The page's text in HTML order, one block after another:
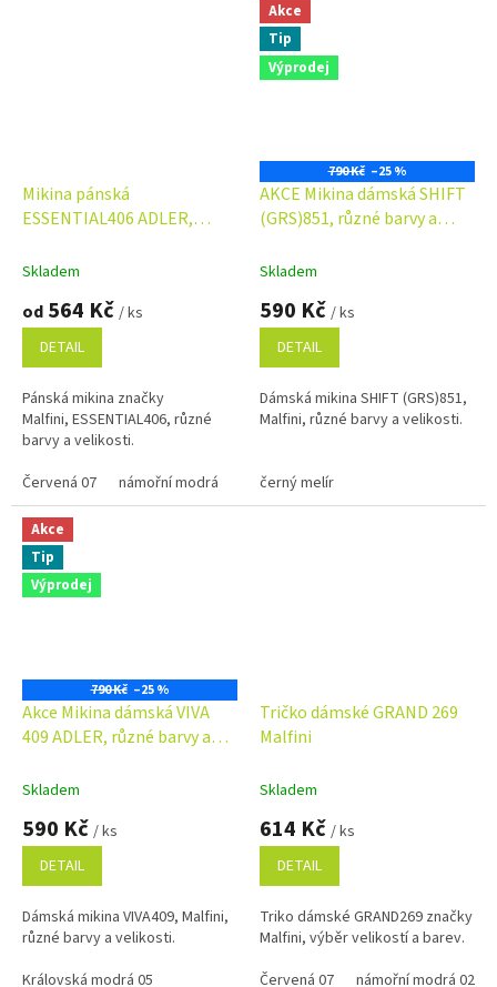
Mikina pánská
ESSENTIAL406 ADLER,
Skladem
od 564 Kč / ks
DETAIL
Pánská mikina značky
Malfini, ESSENTIAL406, různé
barvy a velikosti.
Červená 07
námořní modrá tmavě šedý melír
Akce
Tip
Výprodej
790 Kč –25 %
AKCE Mikina dámská SHIFT
(GRS)851, různé barvy a
Skladem
590 Kč / ks
DETAIL
Dámská mikina SHIFT (GRS)851,
Malfini, různé barvy a velikosti.
černý melír
Akce
Tip
Výprodej
790 Kč –25 %
Akce Mikina dámská VIVA
409 ADLER, různé barvy a
Skladem
590 Kč / ks
DETAIL
Dámská mikina VIVA409, Malfini,
různé barvy a velikosti.
Královská modrá 05
Tričko dámské GRAND 269
Malfini
Skladem
614 Kč / ks
DETAIL
Triko dámské GRAND269 značky
Malfini, výběr velikostí a barev.
Červená 07
námořní modrá 02